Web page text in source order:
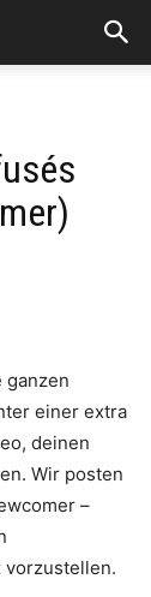
ganzen
einer extra
deinen
Wir posten
–
vorzustellen.